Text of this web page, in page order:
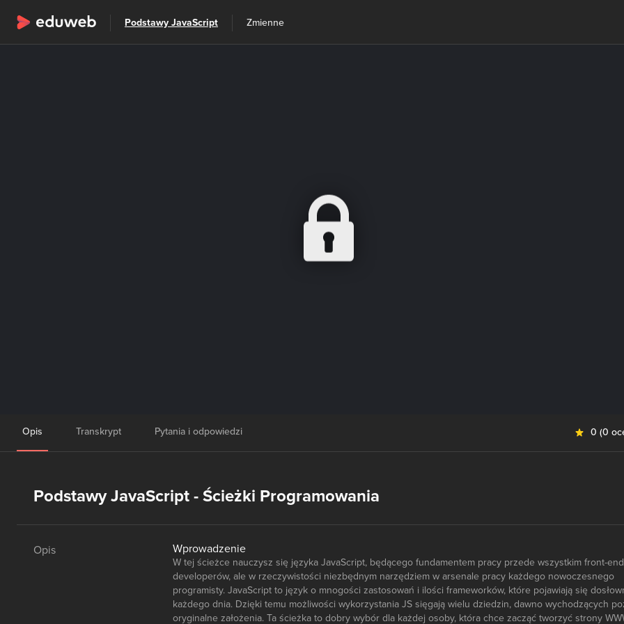
Wszystkie kategorie Szkolenia
Podstawy JavaScript Zmienne
Opis Transkrypt Pytania i odpowiedzi 0 (0
Podstawy JavaScript - Ścieżki Programowania
Opis Wprowadzenie
W tej ścieżce nauczysz się języka JavaScript, będącego fundamentem pracy przede wszystkim front-end
developerów, ale w rzeczywistości niezbędnym narzędziem w arsenale pracy każdego nowoczesnego
programisty. JavaScript to język o mnogości zastosowań i ilości frameworków, które pojawiają się
każdego dnia. Dzięki temu możliwości wykorzystania JS sięgają wielu dziedzin, dawno wychodzących
oryginalne założenia. Ta ścieżka to dobry wybór dla każdej osoby, która chce zacząć tworzyć strony